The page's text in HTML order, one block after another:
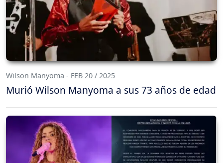
Wilson Manyoma - FEB 20 / 2025
Murió Wilson Manyoma a sus 73 años de edad